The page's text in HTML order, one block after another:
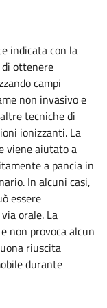
indicata con la
di ottenere
campi
non invasivo e
tecniche di
ionizzanti. La
viene aiutato a
a pancia in
In alcuni casi,
essere
orale. La
non provoca alcun
riuscita
durante